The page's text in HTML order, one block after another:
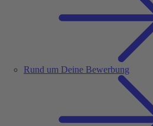
Rund um Deine Bewerbung